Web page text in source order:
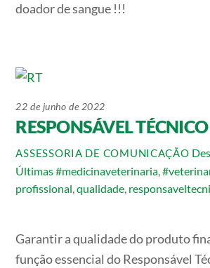
doador de sangue !!!
22 de junho de 2022
RESPONSÁVEL TÉCNICO
ASSESSORIA DE COMUNICAÇÃO
Últimas#medicinaveterinaria,
profissional,qualidade,
Garantir a qualidade do produto
função essencial do Responsável